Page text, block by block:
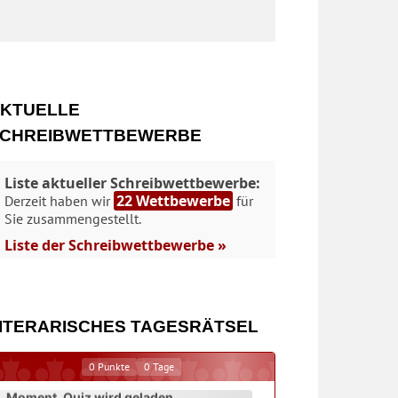
Liste aktueller Schreibwettbewerbe:
Derzeit haben wir 22 Wettbewerbe für
Sie zusammengestellt.
Liste der Schreibwettbewerbe »
TAGESRÄTSEL
0 Punkte 0 Tage